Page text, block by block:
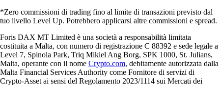
*Zero commissioni di trading fino al limite di transazioni previsto dal
tuo livello Level Up. Potrebbero applicarsi altre commissioni e spread.
Foris DAX MT Limited è una società a responsabilità limitata
costituita a Malta, con numero di registrazione C 88392 e sede legale a
Level 7, Spinola Park, Triq Mikiel Ang Borg, SPK 1000, St. Julians,
Malta, operante con il nome Crypto.com, debitamente autorizzata dalla
Malta Financial Services Authority come Fornitore di servizi di
Crypto-Asset ai sensi del Regolamento 2023/1114 sui Mercati dei